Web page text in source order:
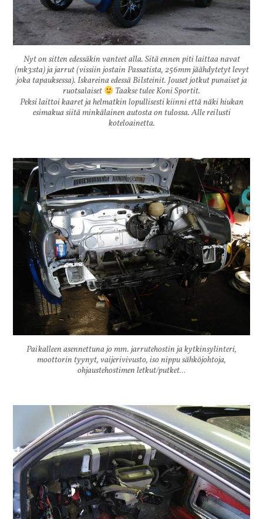
Nyt on sitten edessäkin vanteet alla. Sitä ennen piti laittaa navat
(mk3:sta) ja jarrut (vissiin jostain Passatista, 256mm jäähdytetyt levyt
joka tapauksessa). Iskareina edessä Bilsteinit. Jouset jotkut punaiset ja
ruotsalaiset
Taakse tulee Koni Sportit.
Peksi laittoi kaaret ja helmatkin lopullisesti kiinni että näki hiukan
esimakua siitä minkälainen autosta on tulossa. Alle reilusti
koteloainetta.
Paikalleen asennettuna jo mm. jarrutehostin ja kytkinsylinteri,
moottorin tyynyt, vaijerivivusto, iso nippu sähköjohtoja,
ohjaustehostimen letkut/putket…